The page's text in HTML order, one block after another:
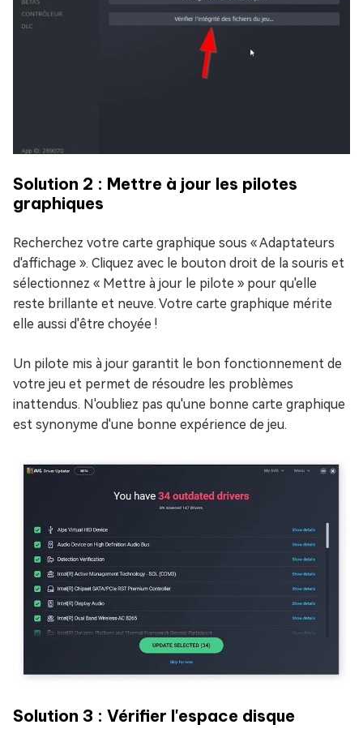
Solution 2 : Mettre à jour les pilotes
graphiques
Recherchez votre carte graphique sous « Adaptateurs
d'affichage ». Cliquez avec le bouton droit de la souris et
sélectionnez « Mettre à jour le pilote » pour qu'elle
reste brillante et neuve. Votre carte graphique mérite
elle aussi d'être choyée !
Un pilote mis à jour garantit le bon fonctionnement de
votre jeu et permet de résoudre les problèmes
inattendus. N'oubliez pas qu'une bonne carte graphique
est synonyme d'une bonne expérience de jeu.
Solution 3 : Vérifier l'espace disque